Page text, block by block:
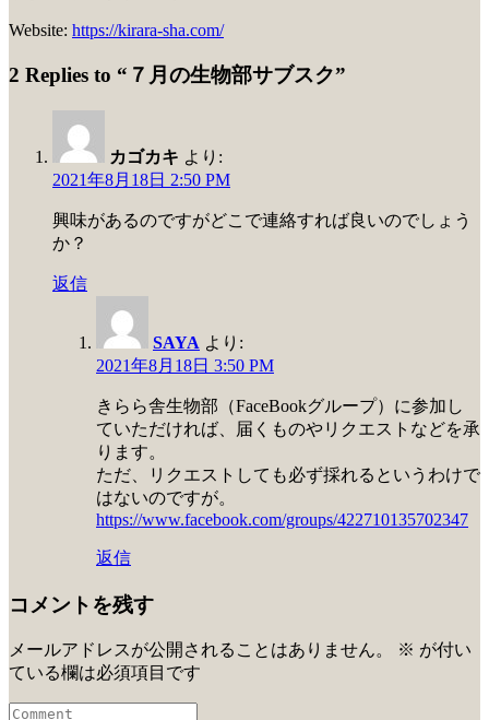
Website: https://kirara-sha.com/
2 Replies to “７月の生物部サブスク”
カゴカキ より:
2021年8月18日 2:50 PM
興味があるのですがどこで連絡すれば良いのでしょう
か？
返信
SAYA より:
2021年8月18日 3:50 PM
きらら舎生物部（FaceBookグループ）に参加し
ていただければ、届くものやリクエストなどを承
ります。
ただ、リクエストしても必ず採れるというわけで
はないのですが。
https://www.facebook.com/groups/422710135702347
返信
コメントを残す
メールアドレスが公開されることはありません。 ※ が付い
ている欄は必須項目です